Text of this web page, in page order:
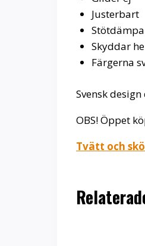
Justerbart
Skyddar
Färgerna
Svensk
OBS! Öppet
Tvätt och